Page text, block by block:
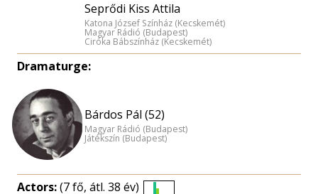
Seprődi Kiss Attila
Katona József Színház (Kecskemét)
Magyar Rádió (Budapest)
Ciróka Bábszínház (Kecskemét)
Dramaturge:
Bárdos Pál (52)
Magyar Rádió (Budapest)
Játékszín (Budapest)
Actors:(7 fő, átl. 38 év)